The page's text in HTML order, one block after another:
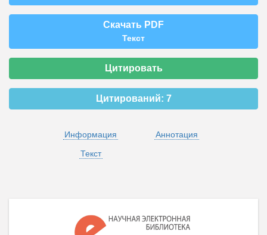
Скачать PDF
Текст
Цитировать
Цитирований: 7
Информация
Аннотация
Текст